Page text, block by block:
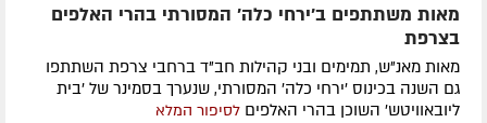
מאות משתתפים ב'ירחי כלה' המסורתי בהרי האלפים
בצרפת
מאות מאנ"ש, תמימים ובני קהילות חב"ד ברחבי צרפת השתתפו
גם השנה בכינוס 'ירחי כלה' המסורתי, שנערך בסמינר של 'בית
ליובאוויטש' השוכן בהרי האלפים לסיפור המלא